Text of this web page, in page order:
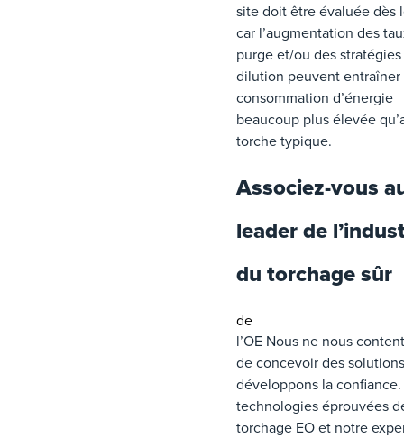
site doit être évaluée dès
car l’augmentation des
purge et/ou des
dilution peuvent entraîner
consommation d’énergie
beaucoup plus élevée
torche typique.
Associez-vous
leader de
du torchage sûr
de
l’OE Nous ne nous
de concevoir des
développons la confiance.
technologies éprouvées
torchage EO et notre